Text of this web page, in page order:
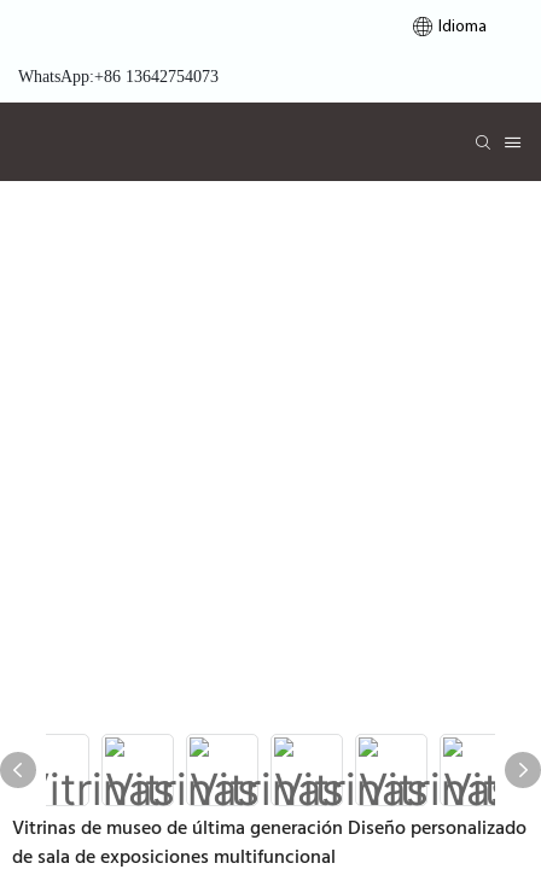
Idioma
WhatsApp:+86 13642754073
Vitrinas de museo de última generación Diseño personalizado
de sala de exposiciones multifuncional